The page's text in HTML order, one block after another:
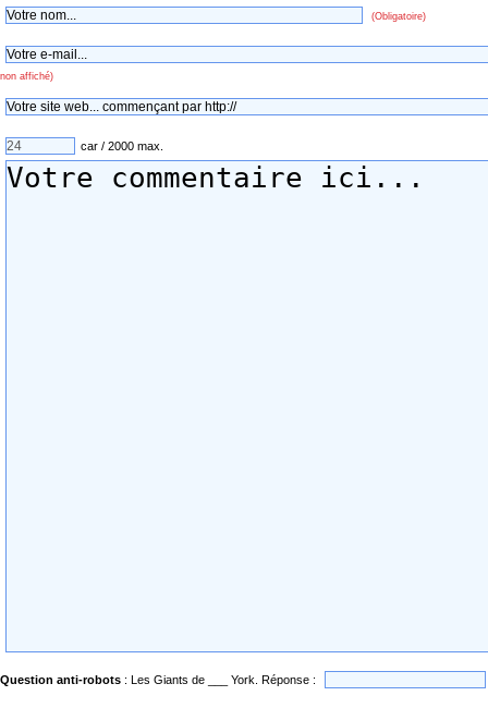
(Obligatoire)
non affiché)
car / 2000 max.
Question anti-robots : Les Giants de ___ York. Réponse :